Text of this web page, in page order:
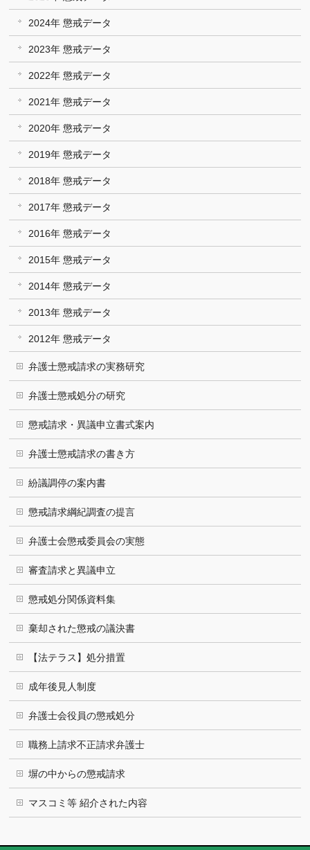
2024年 懲戒データ
2023年 懲戒データ
2022年 懲戒データ
2021年 懲戒データ
2020年 懲戒データ
2019年 懲戒データ
2018年 懲戒データ
2017年 懲戒データ
2016年 懲戒データ
2015年 懲戒データ
2014年 懲戒データ
2013年 懲戒データ
2012年 懲戒データ
弁護士懲戒請求の実務研究
弁護士懲戒処分の研究
懲戒請求・異議申立書式案内
弁護士懲戒請求の書き方
紛議調停の案内書
懲戒請求綱紀調査の提言
弁護士会懲戒委員会の実態
審査請求と異議申立
懲戒処分関係資料集
棄却された懲戒の議決書
【法テラス】処分措置
成年後見人制度
弁護士会役員の懲戒処分
職務上請求不正請求弁護士
塀の中からの懲戒請求
マスコミ等 紹介された内容